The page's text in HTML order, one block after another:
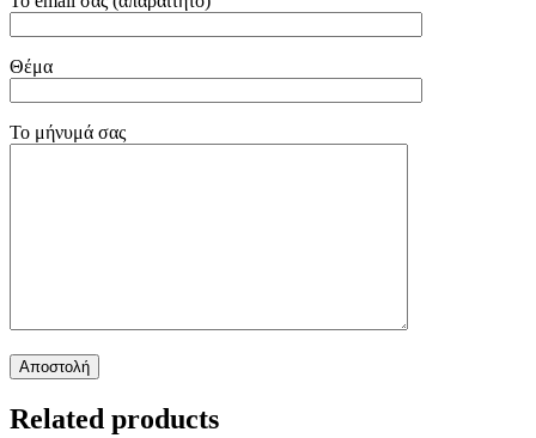
Θέμα
Το μήνυμά σας
Related products